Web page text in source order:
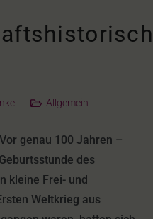
Allgemein
genau 100 Jahren –
des
kleine Frei- und
Weltkrieg aus